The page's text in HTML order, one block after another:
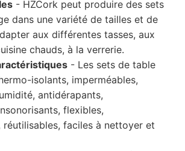
- HZCork peut produire des sets
dans une variété de tailles et de
aux différentes tasses, aux
chauds, à la verrerie.
- Les sets de table
isolants, imperméables,
antidérapants,
flexibles,
réutilisables, faciles à nettoyer et